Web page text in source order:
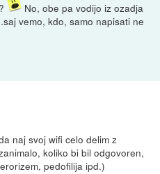
No, obe pa vodijo iz ozadja
vemo, kdo, samo napisati ne
naj svoj wifi celo delim z
koliko bi bil odgovoren,
pedofilija ipd.)